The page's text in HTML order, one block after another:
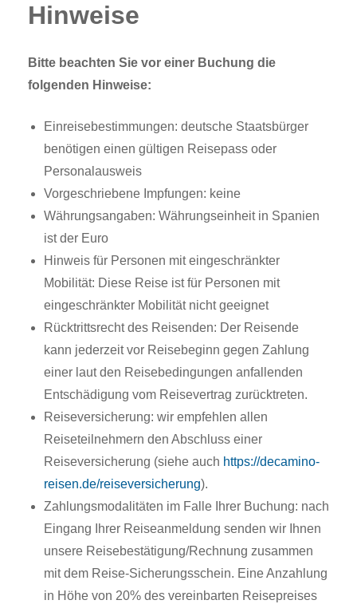
Hinweise
Bitte beachten Sie vor einer Buchung die
folgenden Hinweise:
Einreisebestimmungen: deutsche Staatsbürger
benötigen einen gültigen Reisepass oder
Personalausweis
Vorgeschriebene Impfungen: keine
Währungsangaben: Währungseinheit in Spanien
ist der Euro
Hinweis für Personen mit eingeschränkter
Mobilität: Diese Reise ist für Personen mit
eingeschränkter Mobilität nicht geeignet
Rücktrittsrecht des Reisenden: Der Reisende
kann jederzeit vor Reisebeginn gegen Zahlung
einer laut den Reisebedingungen anfallenden
Entschädigung vom Reisevertrag zurücktreten.
Reiseversicherung: wir empfehlen allen
Reiseteilnehmern den Abschluss einer
Reiseversicherung (siehe auch https://decamino-
reisen.de/reiseversicherung).
Zahlungsmodalitäten im Falle Ihrer Buchung: nach
Eingang Ihrer Reiseanmeldung senden wir Ihnen
unsere Reisebestätigung/Rechnung zusammen
mit dem Reise-Sicherungsschein. Eine Anzahlung
in Höhe von 20% des vereinbarten Reisepreises